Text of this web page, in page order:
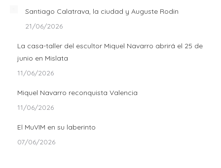
Santiago Calatrava, la ciudad y Auguste Rodin
21/06/2026
La casa-taller del escultor Miquel Navarro abrirá el 25 de
junio en Mislata
11/06/2026
Miquel Navarro reconquista Valencia
11/06/2026
El MuVIM en su laberinto
07/06/2026